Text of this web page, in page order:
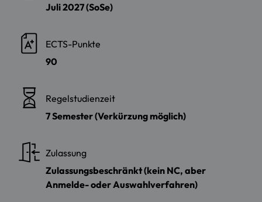
Juli 2027 (SoSe)
ECTS-Punkte
90
Regelstudienzeit
7 Semester (Verkürzung möglich)
Zulassung
Zulassungsbeschränkt (kein NC, aber
Anmelde- oder Auswahlverfahren)